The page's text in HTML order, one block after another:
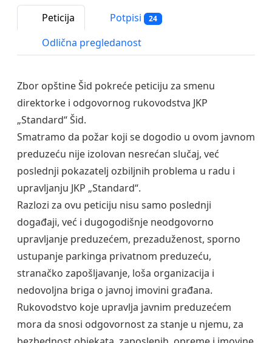
Peticija Potpisi 24
Odlična pregledanost
Zbor opštine Šid pokreće peticiju za smenu
direktorke i odgovornog rukovodstva JKP
„Standard“ Šid.
Smatramo da požar koji se dogodio u ovom javnom
preduzeću nije izolovan nesrećan slučaj, već
poslednji pokazatelj ozbiljnih problema u radu i
upravljanju JKP „Standard“.
Razlozi za ovu peticiju nisu samo poslednji
događaji, već i dugogodišnje neodgovorno
upravljanje preduzećem, prezaduženost, sporno
ustupanje parkinga privatnom preduzeću,
stranačko zapošljavanje, loša organizacija i
nedovoljna briga o javnoj imovini građana.
Rukovodstvo koje upravlja javnim preduzećem
mora da snosi odgovornost za stanje u njemu, za